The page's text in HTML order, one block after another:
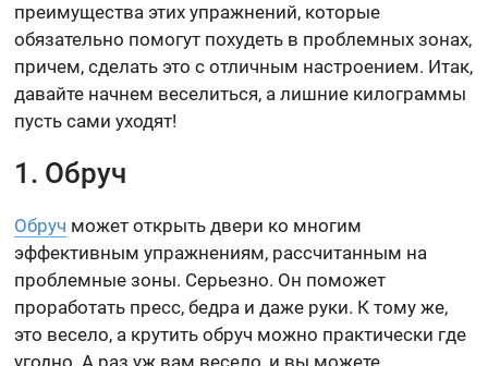
преимущества этих упражнений, которые
обязательно помогут похудеть в проблемных зонах,
причем, сделать это с отличным настроением. Итак,
давайте начнем веселиться, а лишние килограммы
пусть сами уходят!
1. Обруч
Обруч может открыть двери ко многим
эффективным упражнениям, рассчитанным на
проблемные зоны. Серьезно. Он поможет
проработать пресс, бедра и даже руки. К тому же,
это весело, а крутить обруч можно практически где
угодно. А раз уж вам весело, и вы можете